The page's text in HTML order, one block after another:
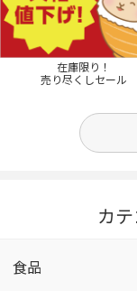
在庫限り！
売り尽くしセール
カ
食品